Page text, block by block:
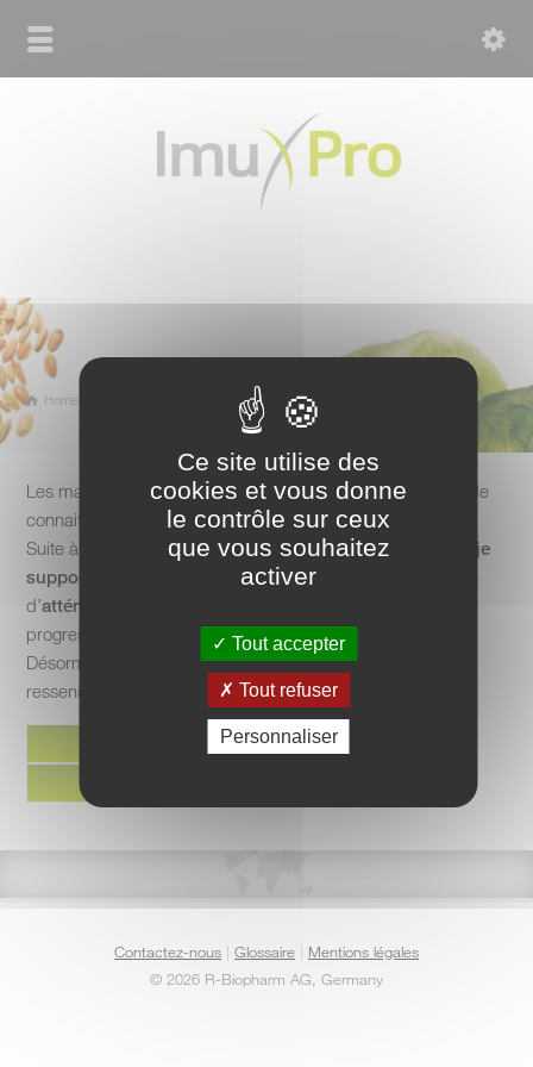
Home Gastrointestinal Complaints
Les maux de ventre étaient une normalité pour moi avant de
connaitre ImuPro.
Suite à un test ImuPro, j’ai puidentifier les éléments que je
supportais mal
, les éliminer de mon alimentation le temps
d’atténuer mes inflammations
progressivement.
Désormais je peux manger presque comme avant, et si je
ressens une gêne, je sais quoi faire pour y remédier.
Contactez-nous | Glossaire | Mentions légales
© 2026 R-Biopharm AG, Germany
Ce site utilise des
cookies et vous donne
le contrôle sur ceux
que vous souhaitez
activer
Tout accepter
Tout refuser
Personnaliser